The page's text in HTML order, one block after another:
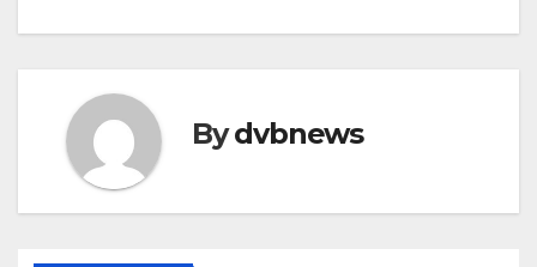
Bydvbnews